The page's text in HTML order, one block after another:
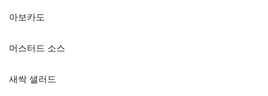
아보카도
머스터드 소스
새싹 샐러드